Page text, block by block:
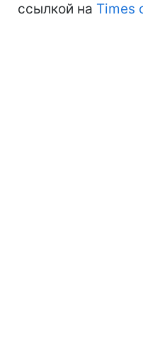
ссылкой на Times